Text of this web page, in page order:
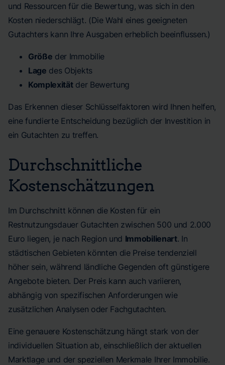
und Ressourcen für die Bewertung, was sich in den
Kosten niederschlägt. (Die Wahl eines geeigneten
Gutachters kann Ihre Ausgaben erheblich beeinflussen.)
Größe der Immobilie
Lage des Objekts
Komplexitätder Bewertung
Das Erkennen dieser Schlüsselfaktoren wird Ihnen helfen,
eine fundierte Entscheidung bezüglich der Investition in
ein Gutachten zu treffen.
Durchschnittliche
Kostenschätzungen
Im Durchschnitt können die Kosten für ein
Restnutzungsdauer Gutachten zwischen 500 und 2.000
Euro liegen, je nach Region und Immobilienart. In
städtischen Gebieten könnten die Preise tendenziell
höher sein, während ländliche Gegenden oft günstigere
Angebote bieten. Der Preis kann auch variieren,
abhängig von spezifischen Anforderungen wie
zusätzlichen Analysen oder Fachgutachten.
Eine genauere Kostenschätzung hängt stark von der
individuellen Situation ab, einschließlich der aktuellen
Marktlage und der speziellen Merkmale Ihrer Immobilie.